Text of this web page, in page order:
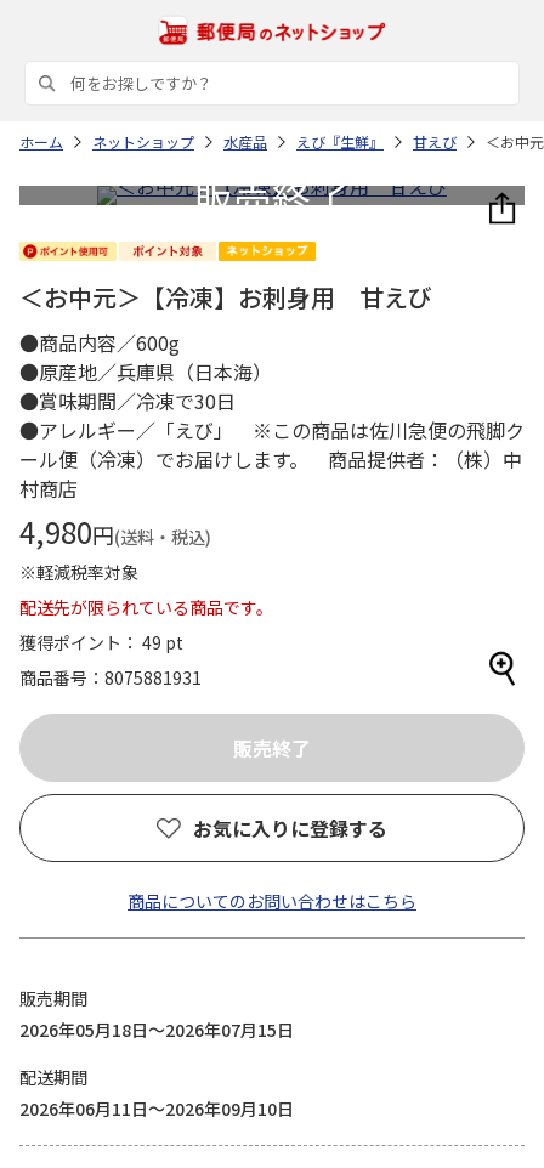
ホーム ネットショップ 水産品 えび『生鮮』 甘えび ＜お中
＜お中元＞【冷凍】お刺身用 甘えび
●商品内容／600g
●原産地／兵庫県（日本海）
●賞味期間／冷凍で30日
●アレルギー／「えび」 ※この商品は佐川急便の飛脚ク
ール便（冷凍）でお届けします。 商品提供者：（株）中
村商店
4,980円(送料・税込)
※軽減税率対象
配送先が限られている商品です。
獲得ポイント： 49 pt
商品番号
8075881931
お気に入りに登録する
商品についてのお問い合わせはこちら
販売期間
2026年05月18日～2026年07月15日
配送期間
2026年06月11日～2026年09月10日